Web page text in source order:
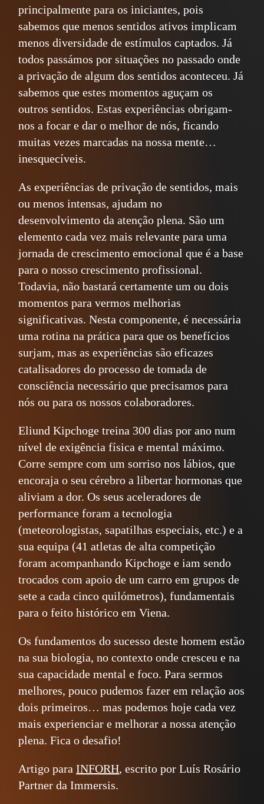
principalmente para os iniciantes, pois
sabemos que menos sentidos ativos implicam
menos diversidade de estímulos captados. Já
todos passámos por situações no passado onde
a privação de algum dos sentidos aconteceu. Já
sabemos que estes momentos aguçam os
outros sentidos. Estas experiências obrigam-
nos a focar e dar o melhor de nós, ficando
muitas vezes marcadas na nossa mente…
inesquecíveis.
As experiências de privação de sentidos, mais
ou menos intensas, ajudam no
desenvolvimento da atenção plena. São um
elemento cada vez mais relevante para uma
jornada de crescimento emocional que é a base
para o nosso crescimento profissional.
Todavia, não bastará certamente um ou dois
momentos para vermos melhorias
significativas. Nesta componente, é necessária
uma rotina na prática para que os benefícios
surjam, mas as experiências são eficazes
catalisadores do processo de tomada de
consciência necessário que precisamos para
nós ou para os nossos colaboradores.
Eliund Kipchoge treina 300 dias por ano num
nível de exigência física e mental máximo.
Corre sempre com um sorriso nos lábios, que
encoraja o seu cérebro a libertar hormonas que
aliviam a dor. Os seus aceleradores de
performance foram a tecnologia
(meteorologistas, sapatilhas especiais, etc.) e a
sua equipa (41 atletas de alta competição
foram acompanhando Kipchoge e iam sendo
trocados com apoio de um carro em grupos de
sete a cada cinco quilómetros), fundamentais
para o feito histórico em Viena.
Os fundamentos do sucesso deste homem estão
na sua biologia, no contexto onde cresceu e na
sua capacidade mental e foco. Para sermos
melhores, pouco pudemos fazer em relação aos
dois primeiros… mas podemos hoje cada vez
mais experienciar e melhorar a nossa atenção
plena. Fica o desafio!
Artigo paraINFORH, escrito por Luís Rosário
Partner da Immersis.